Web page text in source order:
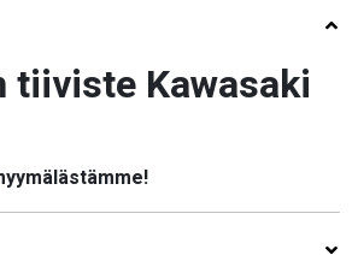
tiiviste Kawasaki